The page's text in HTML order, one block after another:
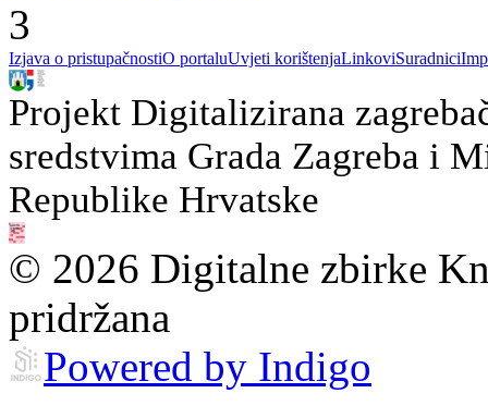
3
Izjava o pristupačnostiO portaluUvjeti korištenjaLinkoviSuradnici
Projekt Digitalizirana
sredstvima Grada Zagreba i
Republike Hrvatske
© 2026 Digitalne zbirke
pridržana
Powered by Indigo